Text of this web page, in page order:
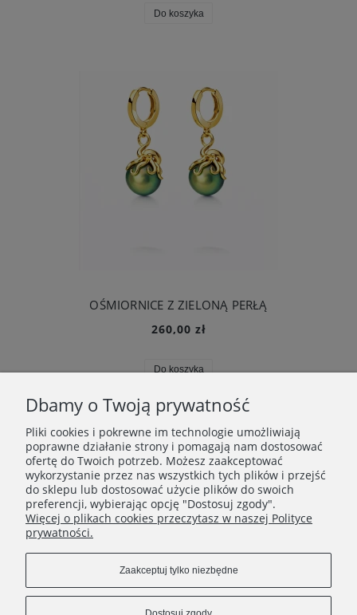
Do koszyka
OŚMIORNICE Z ZIELONĄ PERŁĄ
260,00 zł
Do koszyka
« 1 2 3 4 5 ... 7 »
INFORMACJE
O FIRMIE
Dbamy o Twoją prywatność
Pliki cookies i pokrewne im technologie umożliwiają
poprawne działanie strony i pomagają nam dostosować
ofertę do Twoich potrzeb. Możesz zaakceptować
wykorzystanie przez nas wszystkich tych plików i przejść
do sklepu lub dostosować użycie plików do swoich
preferencji, wybierając opcję "Dostosuj zgody".
Więcej o plikach cookies przeczytasz w naszej Polityce
prywatności.
Zaakceptuj tylko niezbędne